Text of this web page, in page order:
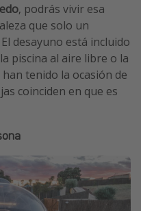
, podrás vivir esa
que solo un
desayuno está incluido
piscina al aire libre o la
tenido la ocasión de
coinciden en que es